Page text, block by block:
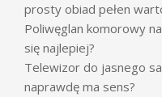
prosty obiad pełen
Poliwęglan komorowy
się najlepiej?
Telewizor do jasnego
naprawdę ma sens?